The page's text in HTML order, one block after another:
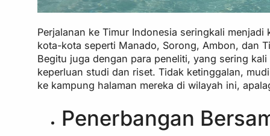
Perjalanan ke Timur Indonesia seringkali
kota-kota seperti Manado, Sorong, Ambon, dan
Begitu juga dengan para peneliti, yang sering
keperluan studi dan riset. Tidak ketinggalan,
ke kampung halaman mereka di wilayah ini,
Penerbangan